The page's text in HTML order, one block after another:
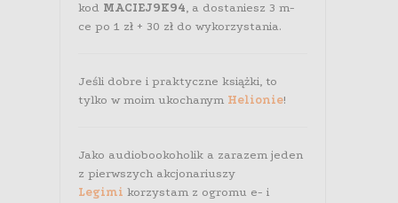
kod MACIEJ9K94, a dostaniesz 3 m-
ce po 1 zł + 30 zł do wykorzystania.
Jeśli dobre i praktyczne książki, to
tylko w moim ukochanym Helionie!
Jako audiobookoholik a zarazem jeden
z pierwszych akcjonariuszy
Legimi korzystam z ogromu e- i